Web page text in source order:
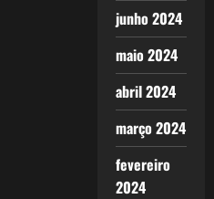
junho 2024
maio 2024
abril 2024
março 2024
fevereiro
2024